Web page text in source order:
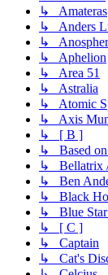
↳ Amateras
↳ Anders
↳
↳ Aphelion
↳ Area 51
↳ Astralia
↳ Atomic
↳ Axis
↳ [ B ]
↳ Based on
↳ Bellatrix /
↳ Ben
↳ Black
↳ Blue Star
↳ [ C ]
↳ Captain
↳ Cat's